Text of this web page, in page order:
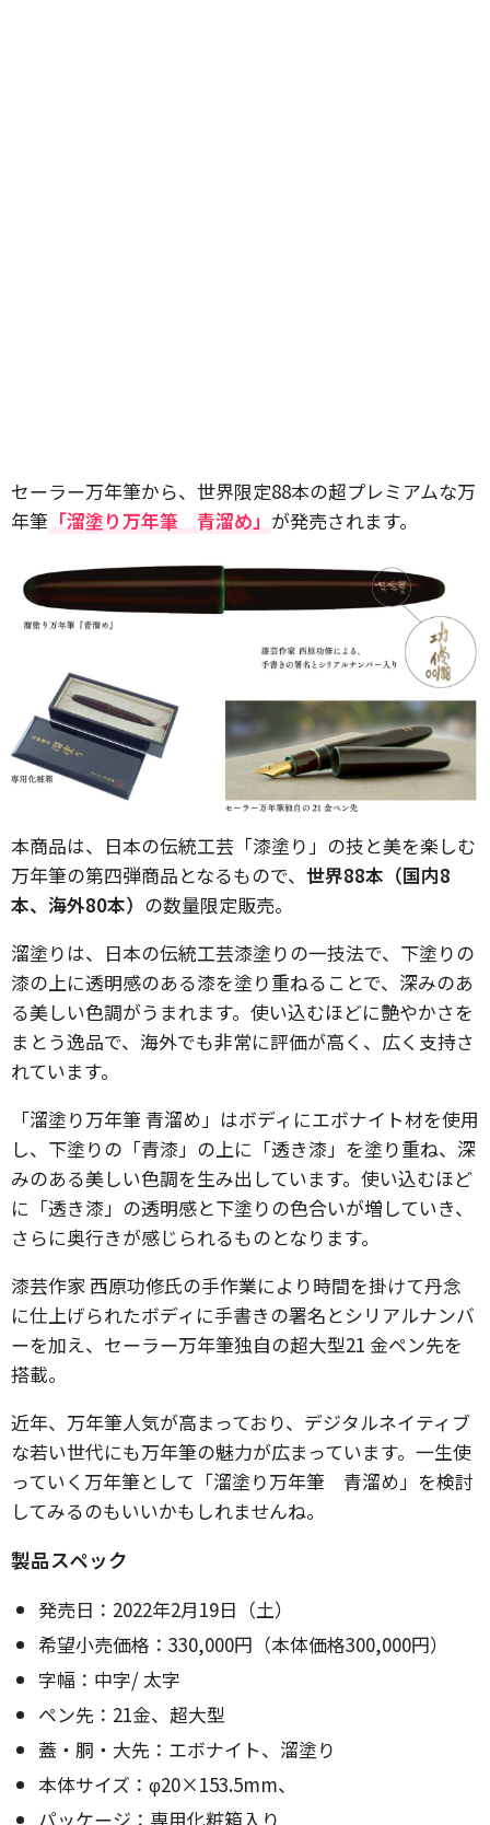
セーラー万年筆から、世界限定88本の超プレミアムな万
年筆 「溜塗り万年筆 青溜め」 が発売されます。
本商品は、日本の伝統工芸「漆塗り」の技と美を楽しむ
万年筆の第四弾商品となるもので、 世界88本（国内8
本、海外80本） の数量限定販売。
溜塗りは、日本の伝統工芸漆塗りの一技法で、下塗りの
漆の上に透明感のある漆を塗り重ねることで、深みのあ
る美しい色調がうまれます。使い込むほどに艶やかさを
まとう逸品で、海外でも非常に評価が高く、広く支持さ
れています。
「溜塗り万年筆 青溜め」はボディにエボナイト材を使用
し、下塗りの「青漆」の上に「透き漆」を塗り重ね、深
みのある美しい色調を生み出しています。使い込むほど
に「透き漆」の透明感と下塗りの色合いが増していき、
さらに奥行きが感じられるものとなります。
漆芸作家 西原功修氏の手作業により時間を掛けて丹念
に仕上げられたボディに手書きの署名とシリアルナンバ
ーを加え、セーラー万年筆独自の超大型21 金ペン先を
搭載。
近年、万年筆人気が高まっており、デジタルネイティブ
な若い世代にも万年筆の魅力が広まっています。一生使
っていく万年筆として「溜塗り万年筆 青溜め」を検討
してみるのもいいかもしれませんね。
製品スペック
発売日：2022年2月19日（土）
希望小売価格：330,000円（本体価格300,000円）
字幅：中字/ 太字
ペン先：21金、超大型
蓋・胴・大先：エボナイト、溜塗り
本体サイズ：φ20×153.5mm、
パッケージ：専用化粧箱入り